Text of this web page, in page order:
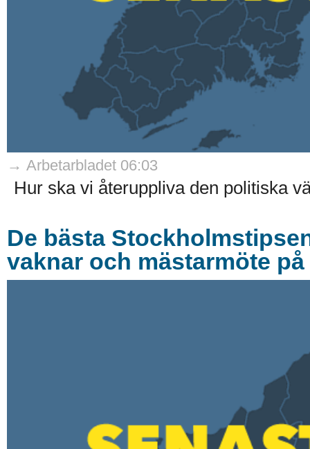
→ Arbetarbladet 06:03
Hur ska vi återuppliva den politiska
De bästa
vaknar och mästarmöte